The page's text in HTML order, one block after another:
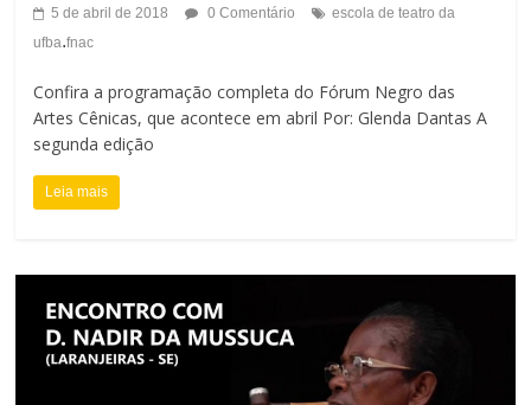
5 de abril de 2018 0 Comentário
escola de teatro da
ufba.fnac
Confira a programação completa do Fórum Negro das
Artes Cênicas, que acontece em abril Por: Glenda Dantas A
segunda edição
Leia mais